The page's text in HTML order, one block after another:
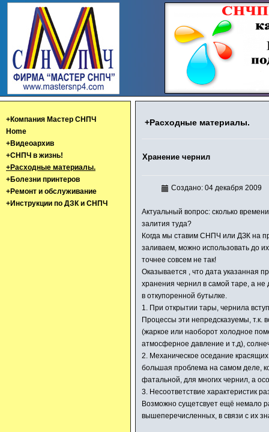
+Компания Мастер СНПЧ
Home
+Видеоархив
+СНПЧ в жизнь!
+Расходные материалы.
+Болезни принтеров
+Ремонт и обслуживание
+Инструкции по ДЗК и СНПЧ
+Расходные материалы.
Хранение чернил
Создано: 04 декабря 2009
Актуальный вопрос: сколько
залития туда?
Когда мы ставим СНПЧ или ДЗК на
заливаем, можно использовать до
точнее совсем не так!
Оказывается , что дата указанная
хранения чернил в самой таре, а
в откупоренной бутылке.
1. При открытии тары, чернила
Процессы эти непредсказуемы, т.к.
(жаркое или наоборот холодное
атмосферное давление и т.д),
2. Механическое оседание
большая проблема на самом деле,
фатальной, для многих чернил, а
3. Несоответствие характеристик
Возможно сущетсвует ещё немало
вышеперечисленных, в связи с их